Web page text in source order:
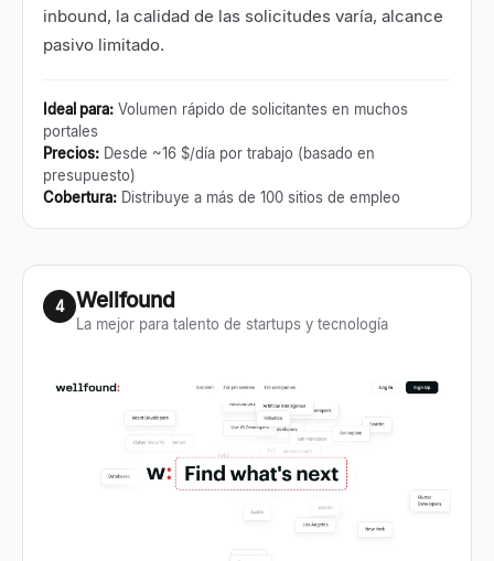
inbound, la calidad de las solicitudes varía, alcance
pasivo limitado.
Ideal para: Volumen rápido de solicitantes en muchos
portales
Precios: Desde ~16 $/día por trabajo (basado en
presupuesto)
Cobertura: Distribuye a más de 100 sitios de empleo
4 Wellfound
La mejor para talento de startups y tecnología